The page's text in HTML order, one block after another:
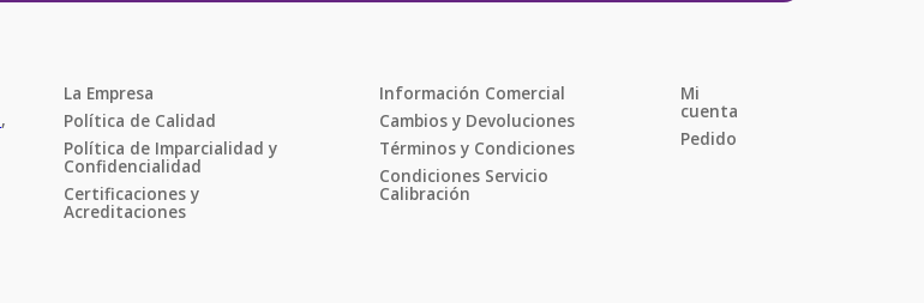
,
La Empresa
Política de Calidad
Política de Imparcialidad y
Confidencialidad
Certificaciones y
Acreditaciones
Información Comercial
Cambios y Devoluciones
Términos y Condiciones
Condiciones Servicio
Calibración
Mi
cuenta
Pedido